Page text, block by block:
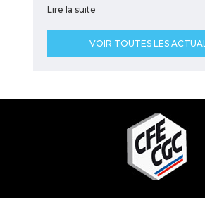
Lire la suite
VOIR TOUTES LES